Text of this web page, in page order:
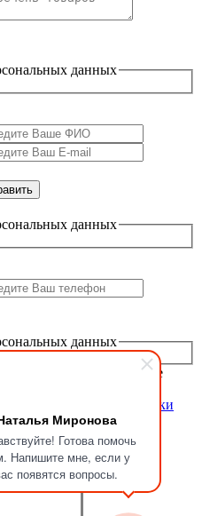
Миронова
Готова помочь
Напишите мне, если у
появятся вопросы.
данных
данных
данных
вам в ближайшее
Продолжить покупки